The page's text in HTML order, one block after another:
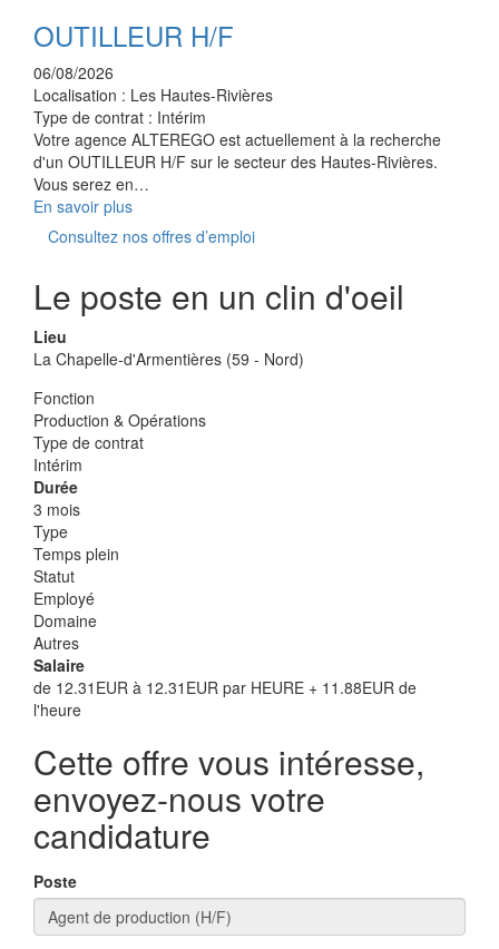
OUTILLEUR H/F
06/08/2026
Localisation : Les Hautes-Rivières
Type de contrat : Intérim
Votre agence ALTEREGO est actuellement à la recherche
d'un OUTILLEUR H/F sur le secteur des Hautes-Rivières.
Vous serez en…
En savoir plus
Consultez nos offres d’emploi
Le poste en un clin d'oeil
Lieu
La Chapelle-d'Armentières (59 - Nord)
Fonction
Production & Opérations
Type de contrat
Intérim
Durée
3 mois
Type
Temps plein
Statut
Employé
Domaine
Autres
Salaire
de 12.31EUR à 12.31EUR par HEURE + 11.88EUR de
l'heure
Cette offre vous intéresse,
envoyez-nous votre
candidature
Poste